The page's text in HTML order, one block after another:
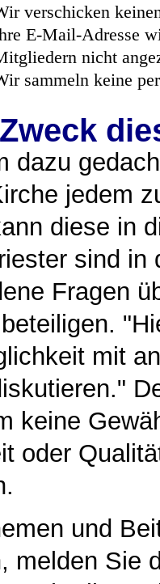
verschicken
E-Mail-Adresse
nicht
sammeln keine
dazu
jedem
diese in
sind in
Fragen
mit
keine
oder
und
melden Sie